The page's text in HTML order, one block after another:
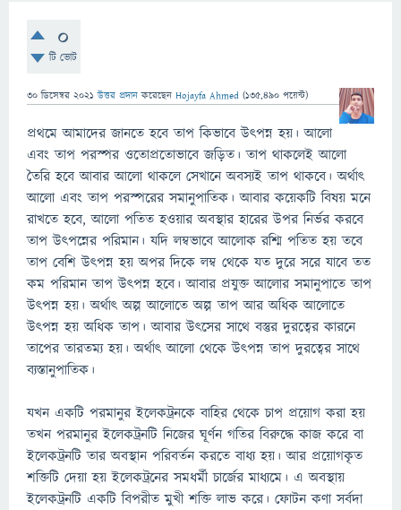
0
টি ভোট
30 ডিসেম্বর 2021 উত্তর প্রদান করেছেন Hojayfa Ahmed (135,490 পয়েন্ট)
প্রথমে আমাদের জানতে হবে তাপ কিভাবে উৎপন্ন হয়। আলো
এবং তাপ পরস্পর ওতোপ্রতোভাবে জড়িত। তাপ থাকলেই আলো
তৈরি হবে আবার আলো থাকলে সেখানে অবস্যই তাপ থাকবে। অর্থাৎ
আলো এবং তাপ পরস্পরের সমানুপাতিক। আবার কয়েকটি বিষয় মনে
রাখতে হবে, আলো পতিত হওয়ার অবস্থার হারের উপর নির্ভর করবে
তাপ উৎপন্নের পরিমান। যদি লম্বভাবে আলোক রশ্মি পতিত হয় তবে
তাপ বেশি উৎপন্ন হয় অপর দিকে লম্ব থেকে যত দুরে সরে যাবে তত
কম পরিমান তাপ উৎপন্ন হবে। আবার প্রযুক্ত আলোর সমানুপাতে তাপ
উৎপন্ন হয়। অর্থাৎ অল্প আলোতে অল্প তাপ আর অধিক আলোতে
উৎপন্ন হয় অধিক তাপ। আবার উৎসের সাথে বস্তুর দুরত্বের কারনে
তাপের তারতম্য হয়। অর্থাৎ আলো থেকে উৎপন্ন তাপ দুরত্বের সাথে
ব্যস্তানুপাতিক।
যখন একটি পরমানুর ইলেকট্রনকে বাহির থেকে চাপ প্রয়োগ করা হয়
তখন পরমানুর ইলেকট্রনটি নিজের ঘূর্ণন গতির বিরুদ্ধে কাজ করে বা
ইলেকট্রনটি তার অবস্থান পরিবর্তন করতে বাধ্য হয়। আর প্রয়োগকৃত
শক্তিটি দেয়া হয় ইলেকট্রনের সমধর্মী চার্জের মাধ্যমে। এ অবস্থায়
ইলেকট্রনটি একটি বিপরীত মুখী শক্তি লাভ করে। ফোটন কণা সর্বদা